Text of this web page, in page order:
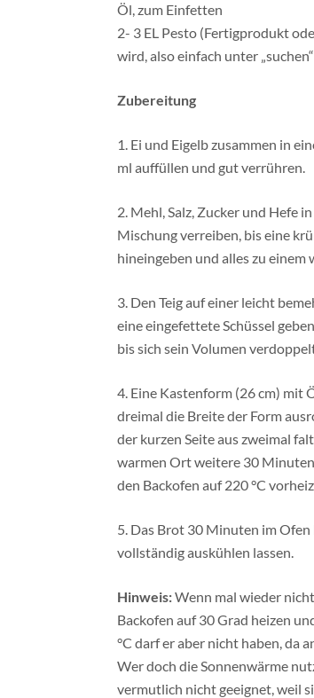
Öl, zum Einfetten
2- 3 EL Pesto (Fertigprodukt
wird, also einfach unter „suchen“
Zubereitung
1. Ei und Eigelb zusammen in
ml auffüllen und gut verrühren.
2. Mehl, Salz, Zucker und Hefe
Mischung verreiben, bis eine
hineingeben und alles zu einem
3. Den Teig auf einer leicht
eine eingefettete Schüssel
bis sich sein Volumen
4. Eine Kastenform (26 cm) mit
dreimal die Breite der Form
der kurzen Seite aus zweimal
warmen Ort weitere 30 Minuten
den Backofen auf 220 °C
5. Das Brot 30 Minuten im
vollständig auskühlen lassen.
Hinweis:Wenn mal wieder
Backofen auf 30 Grad heizen
°C darf er aber nicht haben, da
Wer doch die Sonnenwärme
vermutlich nicht geeignet, weil